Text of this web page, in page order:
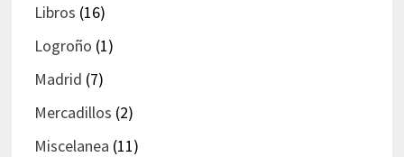
Libros (16)
Logroño (1)
Madrid (7)
Mercadillos (2)
Miscelanea (11)